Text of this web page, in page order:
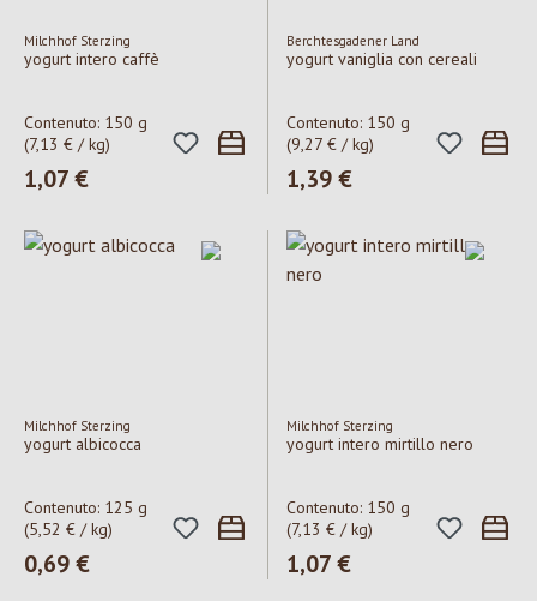
Milchhof Sterzing
yogurt intero caffè
Contenuto: 150 g
(7,13 € / kg)
Prezzo normale:
1,07 €
Berchtesgadener Land
yogurt vaniglia con cereali
Contenuto: 150 g
(9,27 € / kg)
Prezzo normale:
1,39 €
Milchhof Sterzing
yogurt albicocca
Contenuto: 125 g
(5,52 € / kg)
Prezzo normale:
0,69 €
Milchhof Sterzing
yogurt intero mirtillo nero
Contenuto: 150 g
(7,13 € / kg)
Prezzo normale:
1,07 €